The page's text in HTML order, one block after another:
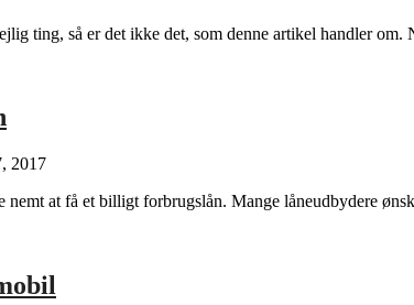
ting, så er det ikke det, som denne artikel handler
2017
at få et billigt forbrugslån. Mange låneudbydere